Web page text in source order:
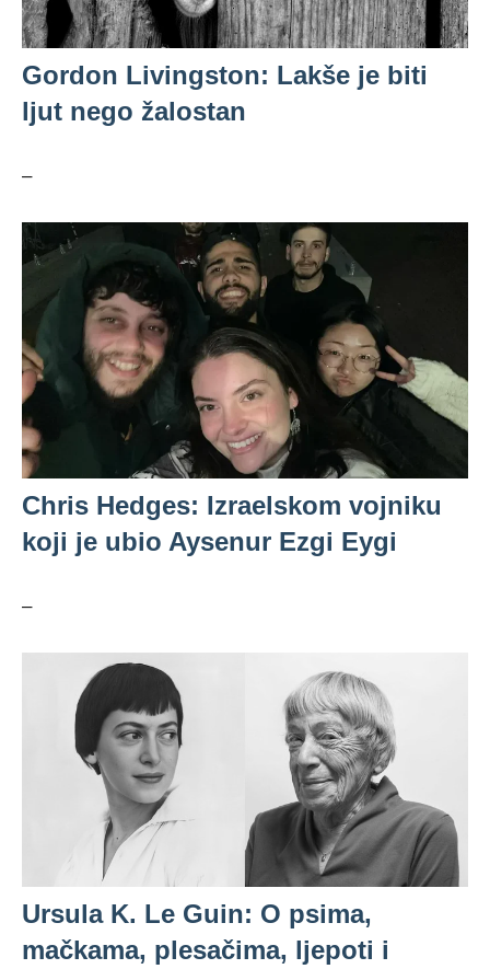
Gordon Livingston: Lakše je biti
ljut nego žalostan
–
Chris Hedges: Izraelskom vojniku
koji je ubio Aysenur Ezgi Eygi
–
Ursula K. Le Guin: O psima,
mačkama, plesačima, ljepoti i